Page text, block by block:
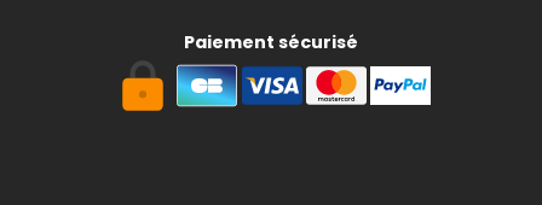
Paiement sécurisé